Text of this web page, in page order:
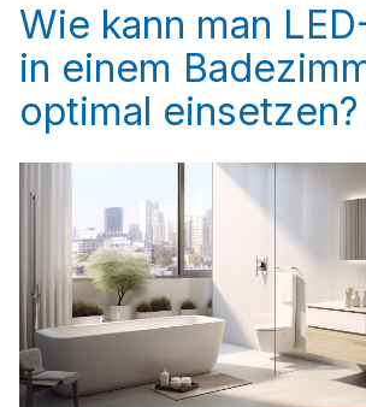
Wie kann man
in einem
optimal einsetzen?